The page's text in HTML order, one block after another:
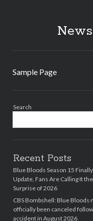
News
Sample Page
Search
Recent Posts
Blue Bloods Season 15
Update, Fans Are Calling It
Surprise of 2026
CBS Bombshell: Blue Bloods
officially been canceled
accident in August 2026